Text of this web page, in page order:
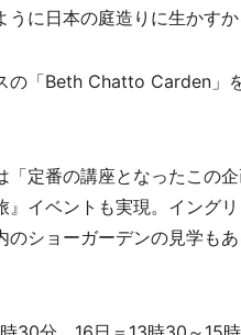
に日本の庭造りに生かすか
「Beth Chatto Carden」
定番の講座となったこの
イベントも実現。イング
のショーガーデンの見学も